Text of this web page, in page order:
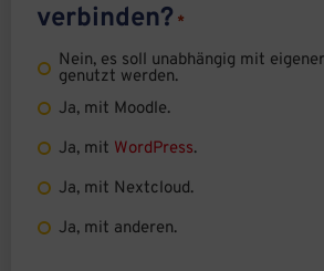
verbinden? *
Nein, es soll unabhängig mit
genutzt werden.
Ja, mit Moodle.
Ja, mit WordPress.
Ja, mit Nextcloud.
Ja, mit anderen.